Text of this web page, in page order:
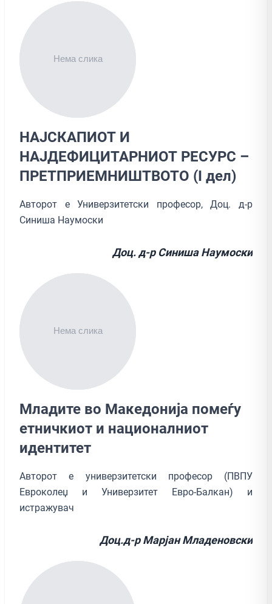
НАЈСКАПИОТ И
НАЈДЕФИЦИТАРНИОТ РЕСУРС –
ПРЕТПРИЕМНИШТВОТО (I дел)
Авторот е Универзитетски професор, Доц. д-р
Синиша Наумоски
Доц. д-р Синиша Наумоски
Младите во Македонија помеѓу
етничкиот и националниот
идентитет
Авторот е универзитетски професор (ПВПУ
Евроколеџ и Универзитет Евро-Балкан) и
истражувач
Доц.д-р Марјан Младеновски